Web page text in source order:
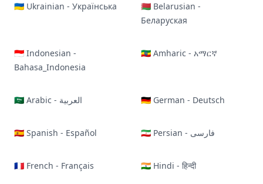
🇺🇦 Ukrainian - Українська
🇧🇾 Belarusian -
Беларуская
🇮🇩 Indonesian -
Bahasa_Indonesia
🇪🇹 Amharic - አማርኛ
🇸🇦 Arabic - العربية 🇩🇪 German - Deutsch
🇪🇸 Spanish - Español 🇮🇷 Persian - فارسی
🇫🇷 French - Français 🇮🇳 Hindi - हिन्दी